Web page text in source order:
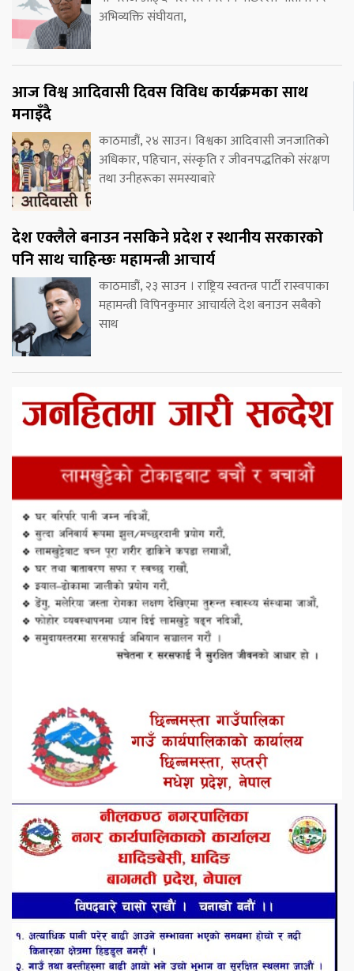
अभिव्यक्ति संघीयता,
आज विश्व आदिवासी दिवस विविध कार्यक्रमका साथ
मनाइँदै
काठमाडौं, २४ साउन। विश्वका आदिवासी जनजातिको
अधिकार, पहिचान, संस्कृति र जीवनपद्धतिको संरक्षण
तथा उनीहरूका समस्याबारे
देश एक्लैले बनाउन नसकिने प्रदेश र स्थानीय सरकारको
पनि साथ चाहिन्छः महामन्त्री आचार्य
काठमाडौं, २३ साउन । राष्ट्रिय स्वतन्त्र पार्टी रास्वपाका
महामन्त्री विपिनकुमार आचार्यले देश बनाउन सबैको
साथ